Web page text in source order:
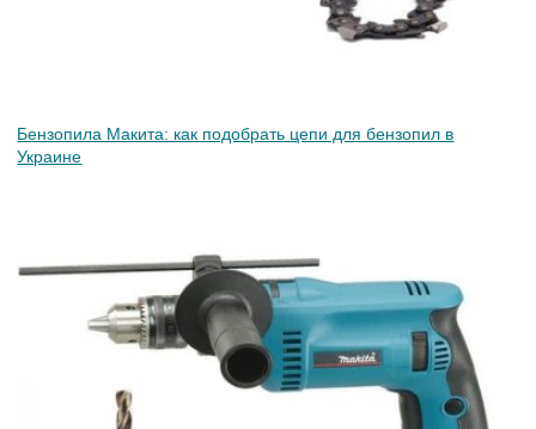
Бензопила Макита: как подобрать цепи для бензопил в
Украине